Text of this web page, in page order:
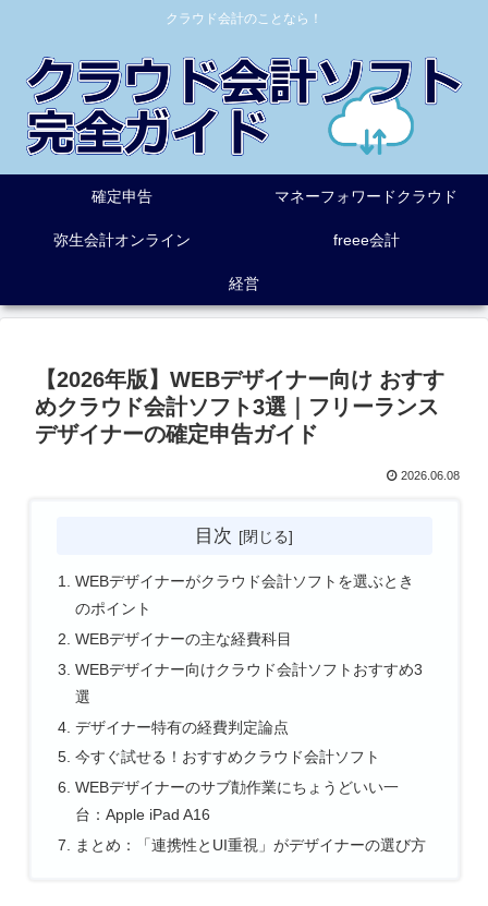
クラウド会計のことなら！
確定申告 マネーフォワードクラウド
弥生会計オンライン freee会計
経営
【2026年版】WEBデザイナー向け おすす
めクラウド会計ソフト3選｜フリーランス
デザイナーの確定申告ガイド
2026.06.08
目次
WEBデザイナーがクラウド会計ソフトを選ぶとき
のポイント
WEBデザイナーの主な経費科目
WEBデザイナー向けクラウド会計ソフトおすすめ3
選
デザイナー特有の経費判定論点
今すぐ試せる！おすすめクラウド会計ソフト
WEBデザイナーのサブ勣作業にちょうどいい一
台：Apple iPad A16
まとめ：「連携性とUI重視」がデザイナーの選び方